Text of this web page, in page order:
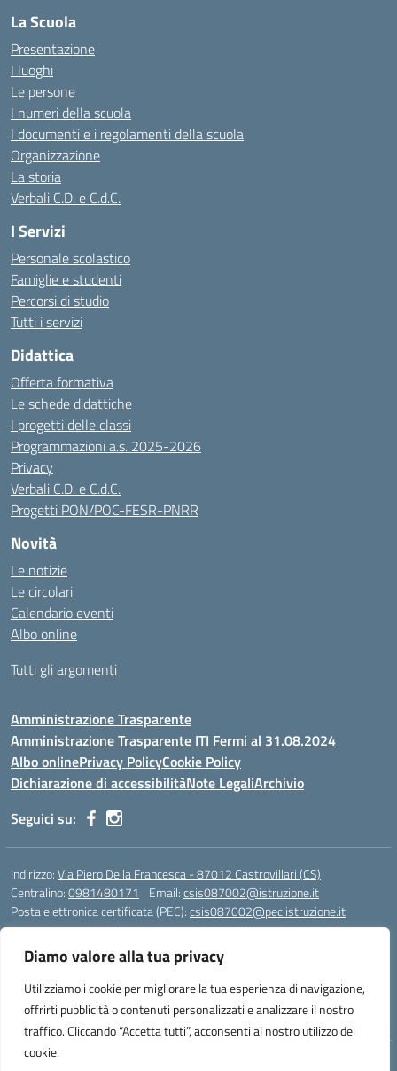
Diamo valore alla tua privacy
Utilizziamo i cookie per migliorare la tua esperienza di navigazione,
offrirti pubblicità o contenuti personalizzati e analizzare il nostro
traffico. Cliccando “Accetta tutti”, acconsenti al nostro utilizzo dei
cookie.
La Scuola
Presentazione
I luoghi
Le persone
I numeri della scuola
I documenti e i regolamenti della scuola
Organizzazione
La storia
Verbali C.D. e C.d.C.
I Servizi
Personale scolastico
Famiglie e studenti
Percorsi di studio
Tutti i servizi
Didattica
Offerta formativa
Le schede didattiche
I progetti delle classi
Programmazioni a.s. 2025-2026
Privacy
Verbali C.D. e C.d.C.
Progetti PON/POC-FESR-PNRR
Novità
Le notizie
Le circolari
Calendario eventi
Albo online
Tutti gli argomenti
Amministrazione Trasparente
Amministrazione Trasparente ITI Fermi al 31.08.2024
Albo onlinePrivacy PolicyCookie Policy
Dichiarazione di accessibilitàNote LegaliArchivio
Seguici su:
Indirizzo:Via Piero Della Francesca - 87012 Castrovillari (CS)
Centralino:0981480171 Email:csis087002@istruzione.it
Posta elettronica certificata (PEC):csis087002@pec.istruzione.it
Codice meccanografico:CSIS087002
Codice Indice delle Pubbliche Amministrazioni (IPA): PNG4CA8K
Codice unico di fatturazione (CUF): R8N7JA